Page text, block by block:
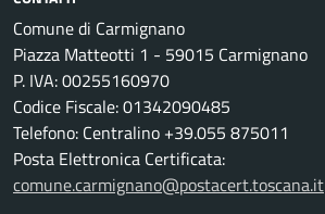
Comune di Carmignano
Piazza Matteotti 1 - 59015 Carmignano
P. IVA: 00255160970
Codice Fiscale: 01342090485
Telefono: Centralino +39.055 875011
Posta Elettronica Certificata:
comune.carmignano@postacert.toscana.it